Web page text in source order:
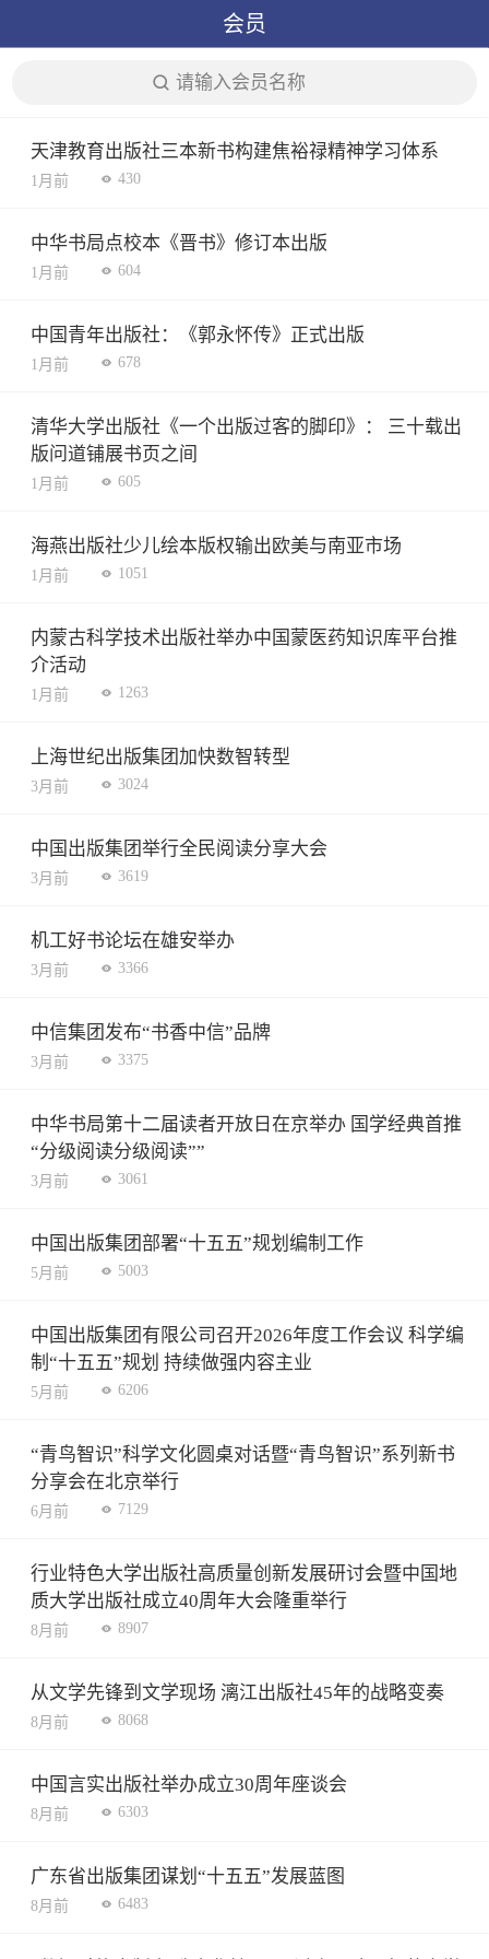
会员
请输入会员名称
天津教育出版社三本新书构建焦裕禄精神学习体系
1月前 430
中华书局点校本《晋书》修订本出版
1月前 604
中国青年出版社：《郭永怀传》正式出版
1月前 678
清华大学出版社《一个出版过客的脚印》： 三十载出
版问道铺展书页之间
1月前 605
海燕出版社少儿绘本版权输出欧美与南亚市场
1月前 1051
内蒙古科学技术出版社举办中国蒙医药知识库平台推
介活动
1月前 1263
上海世纪出版集团加快数智转型
3月前 3024
中国出版集团举行全民阅读分享大会
3月前 3619
机工好书论坛在雄安举办
3月前 3366
中信集团发布“书香中信”品牌
3月前 3375
中华书局第十二届读者开放日在京举办 国学经典首推
“分级阅读分级阅读””
3月前 3061
中国出版集团部署“十五五”规划编制工作
5月前 5003
中国出版集团有限公司召开2026年度工作会议 科学编
制“十五五”规划 持续做强内容主业
5月前 6206
“青鸟智识”科学文化圆桌对话暨“青鸟智识”系列新书
分享会在北京举行
6月前 7129
行业特色大学出版社高质量创新发展研讨会暨中国地
质大学出版社成立40周年大会隆重举行
8月前 8907
从文学先锋到文学现场 漓江出版社45年的战略变奏
8月前 8068
中国言实出版社举办成立30周年座谈会
8月前 6303
广东省出版集团谋划“十五五”发展蓝图
8月前 6483